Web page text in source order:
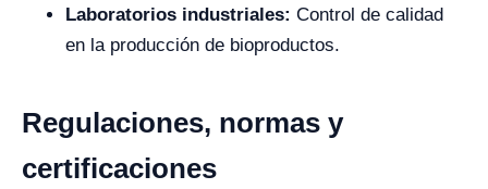
Laboratorios industriales: Control de calidad
en la producción de bioproductos.
Regulaciones, normas y
certificaciones